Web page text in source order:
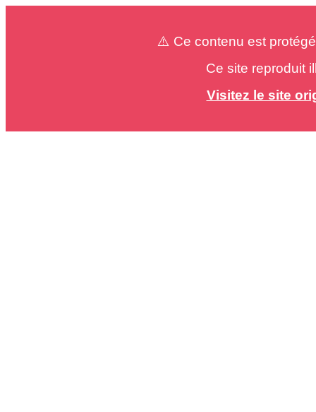
⚠️ Ce contenu est
Ce site reproduit
Visitez le site